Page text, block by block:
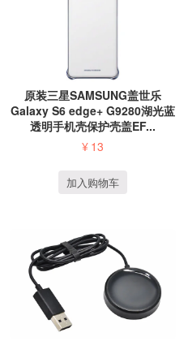
原装三星SAMSUNG盖世乐
Galaxy S6 edge+ G9280湖光蓝
透明手机壳保护壳盖EF...
¥ 13
加入购物车